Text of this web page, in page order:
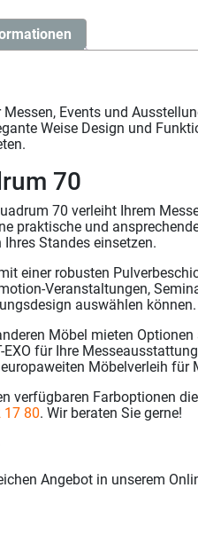
Events und
Weise Design und
70
70 verleiht Ihrem
praktische und
Standes einsetzen.
einer robusten
Veranstaltungen,
auswählen können.
Möbel mieten
für Ihre
Möbelverleih
verfügbaren Farboptionen
17 80. Wir beraten Sie gerne!
Angebot in unserem